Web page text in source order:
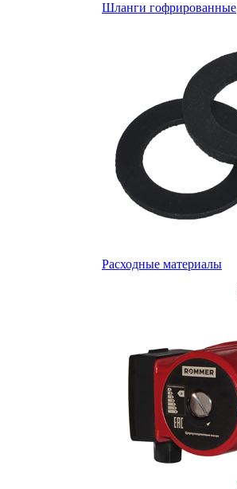
Шланги гофрированные
Расходные материалы